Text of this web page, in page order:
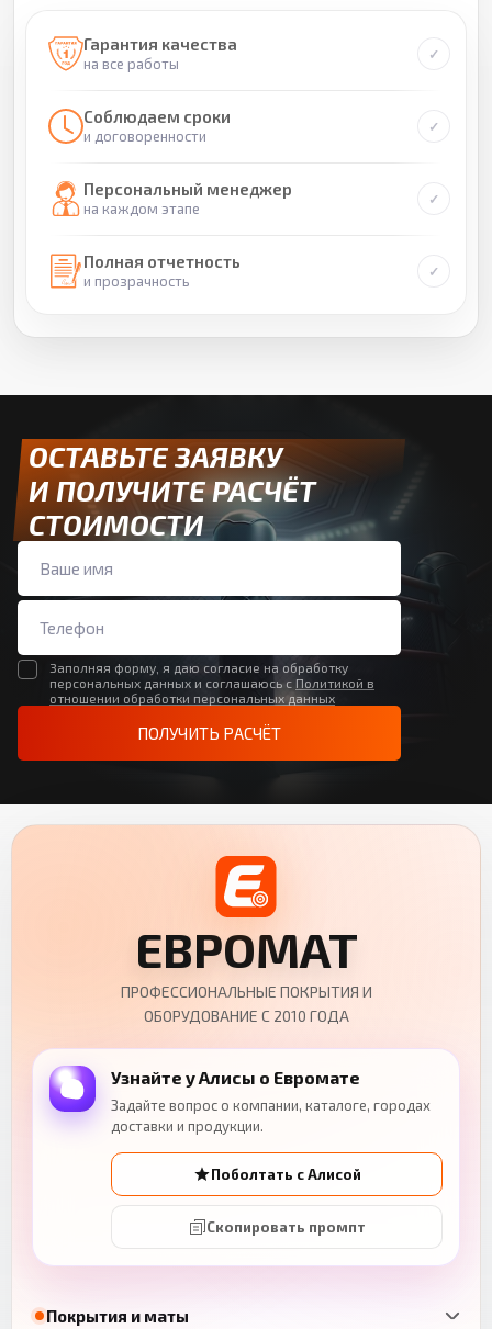
Гарантия качества
на все работы
Соблюдаем сроки
и договоренности
Персональный менеджер
на каждом этапе
Полная отчетность
и прозрачность
ОСТАВЬТЕ ЗАЯВКУ
И ПОЛУЧИТЕ РАСЧЁТ
СТОИМОСТИ
Заполняя форму, я даю согласие на обработку
персональных данных и соглашаюсь с Политикой в
отношении обработки персональных данных
ПОЛУЧИТЬ РАСЧЁТ
Покрытия и маты
ЕВРОМАТ
ПРОФЕССИОНАЛЬНЫЕ ПОКРЫТИЯ И
ОБОРУДОВАНИЕ С 2010 ГОДА
Узнайте у Алисы о Евромате
Задайте вопрос о компании, каталоге, городах
доставки и продукции.
Поболтать с Алисой
Скопировать промпт